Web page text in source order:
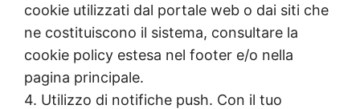
cookie utilizzati dal portale web o dai siti che
ne costituiscono il sistema, consultare la
cookie policy estesa nel footer e/o nella
pagina principale.
4. Utilizzo di notifiche push. Con il tuo